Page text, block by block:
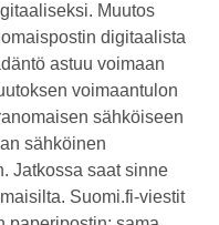
Muutos
digitaalista
astuu voimaan
voimaantulon
sähköiseen
sähköinen
Jatkossa saat sinne
Suomi.fi-viestit